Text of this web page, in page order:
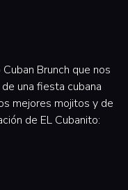
Brunch que nos
una fiesta cubana
mejores mojitos y de
de EL Cubanito: